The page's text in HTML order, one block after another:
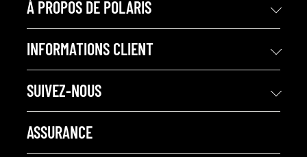
À PROPOS DE POLARIS
INFORMATIONS CLIENT
SUIVEZ-NOUS
ASSURANCE